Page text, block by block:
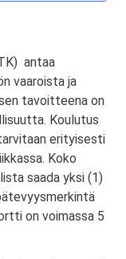
antaa
vaaroista ja
tavoitteena on
Koulutus
erityisesti
Koko
saada yksi (1)
on voimassa 5